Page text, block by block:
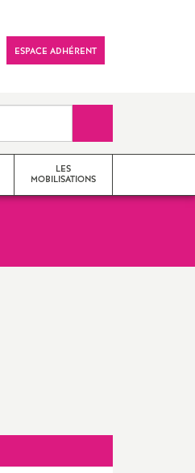
ESPACE ADHÉRENT
LES
MOBILISATIONS